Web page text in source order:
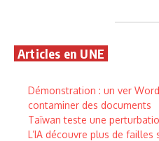
Articles en UNE
Démonstration : un ver
contaminer des documents
Taïwan teste une
L’IA découvre plus de